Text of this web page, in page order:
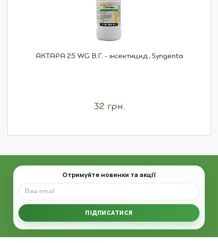
АКТАРА 25 WG В.Г. - інсектицид, Syngenta
32 грн.
Email
Отримуйте новинки та акції
ПІДПИСАТИСЯ